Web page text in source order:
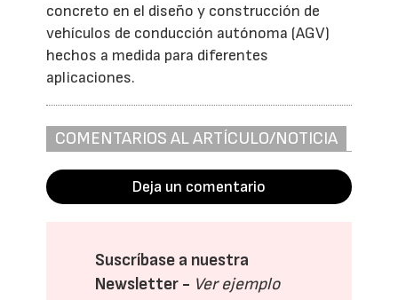
concreto en el diseño y construcción de
vehículos de conducción autónoma (AGV)
hechos a medida para diferentes
aplicaciones.
COMENTARIOS AL ARTÍCULO/NOTICIA
Deja un comentario
Suscríbase a nuestra
Newsletter - Ver ejemplo